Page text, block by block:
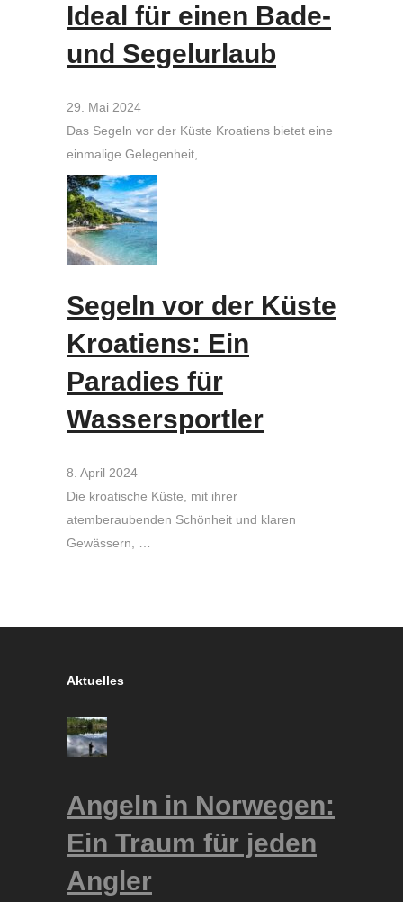
Ideal für einen Bade-
und Segelurlaub
29. Mai 2024
Das Segeln vor der Küste Kroatiens bietet eine
einmalige Gelegenheit, …
Segeln vor der Küste
Kroatiens: Ein
Paradies für
Wassersportler
8. April 2024
Die kroatische Küste, mit ihrer
atemberaubenden Schönheit und klaren
Gewässern, …
Aktuelles
Angeln in Norwegen:
Ein Traum für jeden
Angler